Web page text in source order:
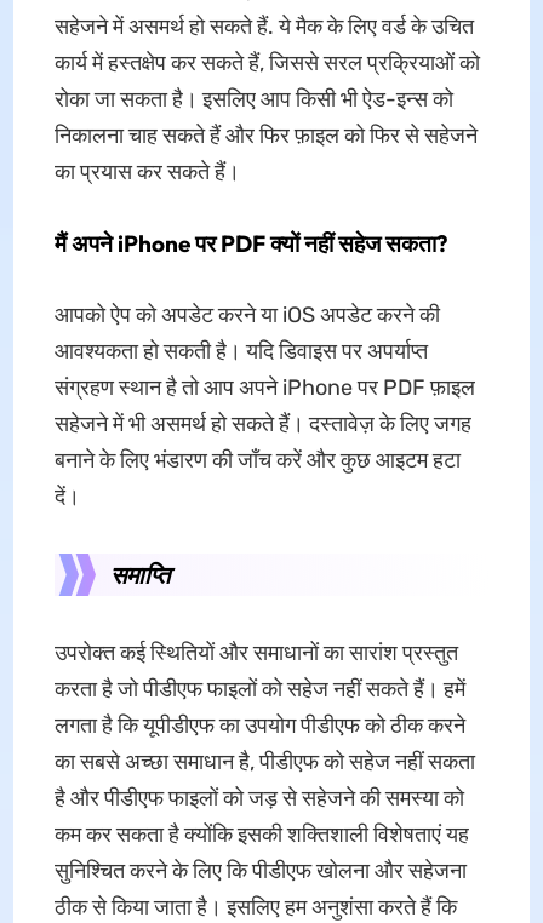
सहेजने में असमर्थ हो सकते हैं. ये मैक के लिए वर्ड के उचित
कार्य में हस्तक्षेप कर सकते हैं, जिससे सरल प्रक्रियाओं को
रोका जा सकता है। इसलिए आप किसी भी ऐड-इन्स को
निकालना चाह सकते हैं और फिर फ़ाइल को फिर से सहेजने
का प्रयास कर सकते हैं।
मैं अपने iPhone पर PDF क्यों नहीं सहेज सकता?
आपको ऐप को अपडेट करने या iOS अपडेट करने की
आवश्यकता हो सकती है। यदि डिवाइस पर अपर्याप्त
संग्रहण स्थान है तो आप अपने iPhone पर PDF फ़ाइल
सहेजने में भी असमर्थ हो सकते हैं। दस्तावेज़ के लिए जगह
बनाने के लिए भंडारण की जाँच करें और कुछ आइटम हटा
दें।
समाप्ति
उपरोक्त कई स्थितियों और समाधानों का सारांश प्रस्तुत
करता है जो पीडीएफ फाइलों को सहेज नहीं सकते हैं। हमें
लगता है कि यूपीडीएफ का उपयोग पीडीएफ को ठीक करने
का सबसे अच्छा समाधान है, पीडीएफ को सहेज नहीं सकता
है और पीडीएफ फाइलों को जड़ से सहेजने की समस्या को
कम कर सकता है क्योंकि इसकी शक्तिशाली विशेषताएं यह
सुनिश्चित करने के लिए कि पीडीएफ खोलना और सहेजना
ठीक से किया जाता है। इसलिए हम अनुशंसा करते हैं कि